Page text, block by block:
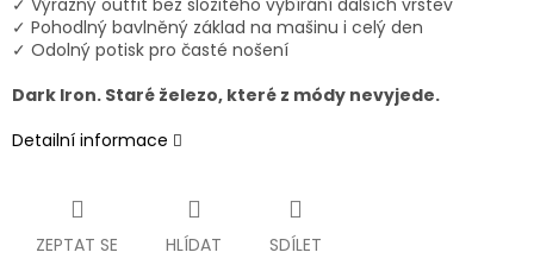
✓ Výrazný outfit bez složitého vybírání dalších vrstev
✓ Pohodlný bavlněný základ na mašinu i celý den
✓ Odolný potisk pro časté nošení
Dark Iron. Staré železo, které z módy nevyjede.
Detailní informace
ZEPTAT SE HLÍDAT SDÍLET